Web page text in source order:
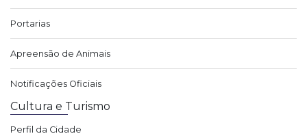
Portarias
Apreensão de Animais
Notificações Oficiais
Cultura e Turismo
Perfil da Cidade